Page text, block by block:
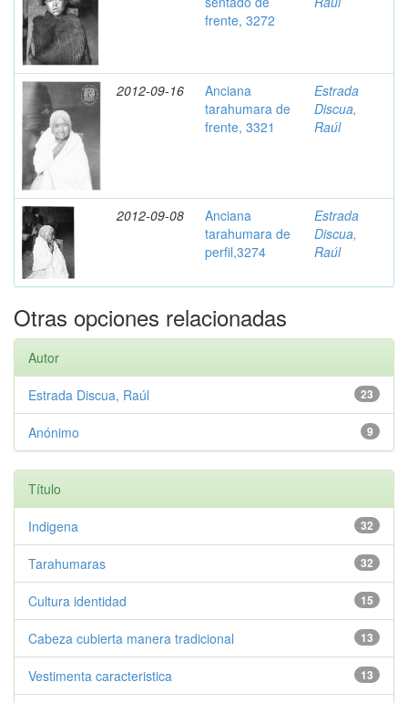
frente, 3272
2012-09-16
Anciana
tarahumara de
frente, 3321
Estrada
Discua,
Raúl
2012-09-08
Anciana
tarahumara de
perfil,3274
Estrada
Discua,
Raúl
Otras opciones relacionadas
Autor
23
Estrada Discua, Raúl
9
Anónimo
Título
32
Indigena
32
Tarahumaras
15
Cultura identidad
13
Cabeza cubierta manera tradicional
13
Vestimenta caracteristica